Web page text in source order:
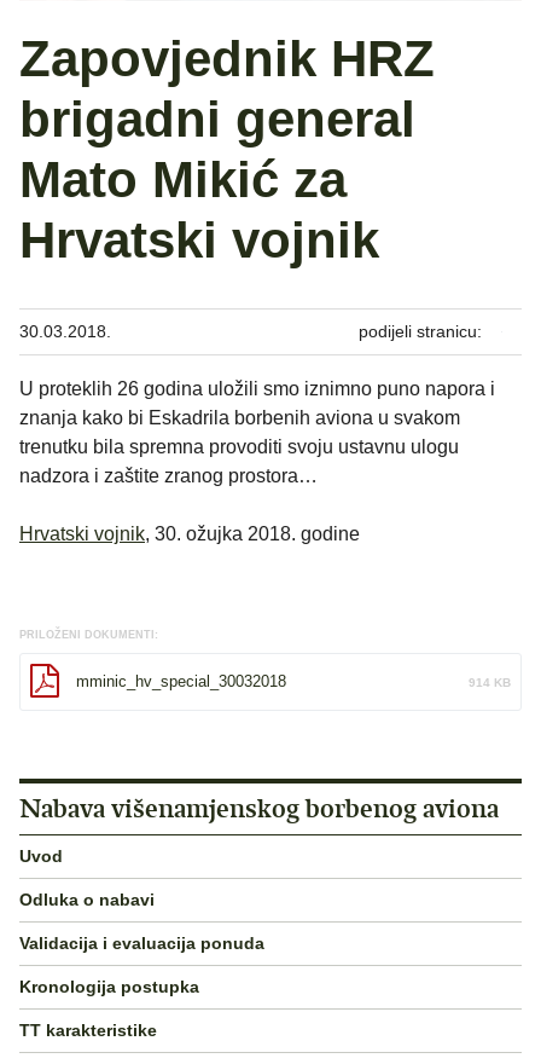
Zapovjednik HRZ
brigadni general
Mato Mikić za
Hrvatski vojnik
30.03.2018. podijeli stranicu:
U proteklih 26 godina uložili smo iznimno puno napora i
znanja kako bi Eskadrila borbenih aviona u svakom
trenutku bila spremna provoditi svoju ustavnu ulogu
nadzora i zaštite zranog prostora…
Hrvatski vojnik, 30. ožujka 2018. godine
PRILOŽENI DOKUMENTI:
mminic_hv_special_30032018 914 KB
Nabava višenamjenskog borbenog aviona
Uvod
Odluka o nabavi
Validacija i evaluacija ponuda
Kronologija postupka
TT karakteristike